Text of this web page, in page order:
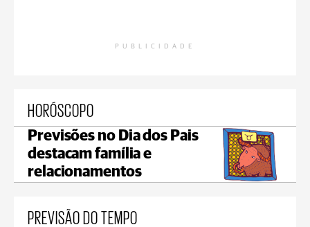
PUBLICIDADE
HORÓSCOPO
Previsões no Dia dos Pais
destacam família e
relacionamentos
PREVISÃO DO TEMPO